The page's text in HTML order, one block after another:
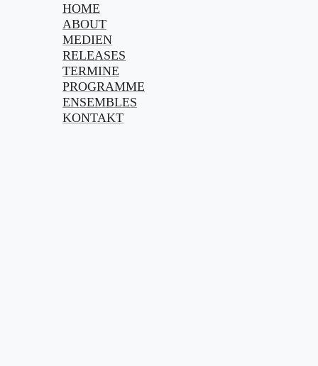
HOME
ABOUT
MEDIEN
RELEASES
TERMINE
PROGRAMME
ENSEMBLES
KONTAKT